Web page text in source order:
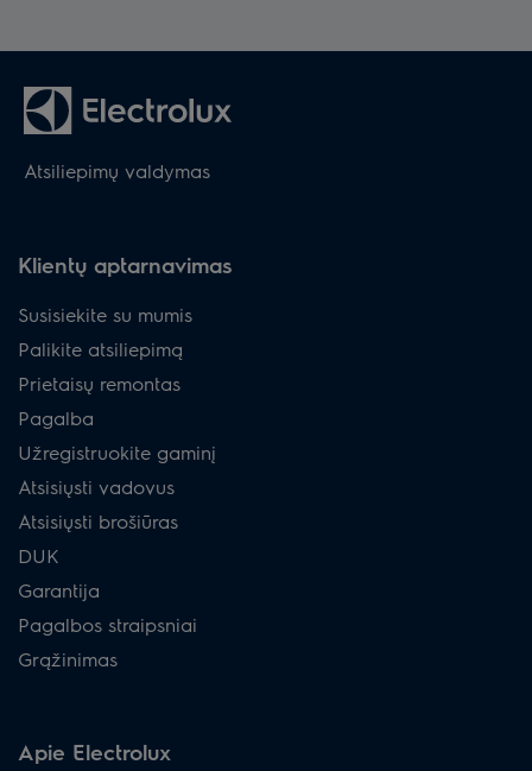
Atsiliepimų valdymas
Klientų aptarnavimas
Susisiekite su mumis
Palikite atsiliepimą
Prietaisų remontas
Pagalba
Užregistruokite gaminį
Atsisiųsti vadovus
Atsisiųsti brošiūras
DUK
Garantija
Pagalbos straipsniai
Grąžinimas
Apie Electrolux